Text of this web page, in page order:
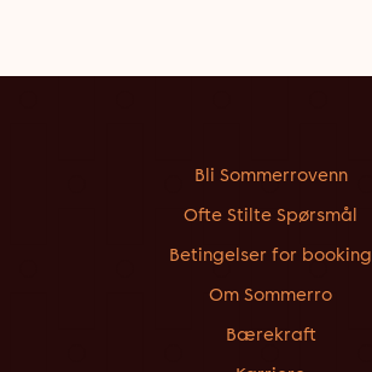
Bli Sommerrovenn
Ofte Stilte Spørsmål
Betingelser for booking
Om Sommerro
Bærekraft